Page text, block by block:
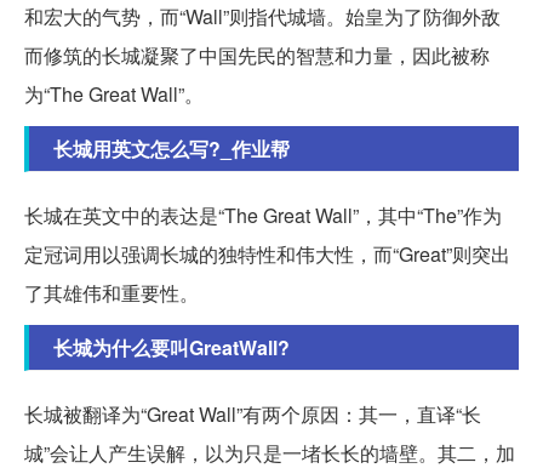
和宏大的气势，而“Wall”则指代城墙。始皇为了防御外敌
而修筑的长城凝聚了中国先民的智慧和力量，因此被称
为“The Great Wall”。
长城用英文怎么写?_作业帮
长城在英文中的表达是“The Great Wall”，其中“The”作为
定冠词用以强调长城的独特性和伟大性，而“Great”则突出
了其雄伟和重要性。
长城为什么要叫GreatWall?
长城被翻译为“Great Wall”有两个原因：其一，直译“长
城”会让人产生误解，以为只是一堵长长的墙壁。其二，加